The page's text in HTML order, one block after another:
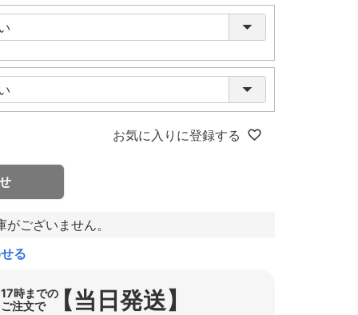
お気に入りに登録する
ございません。
る
17時までの
ご注文で 【当日発送】